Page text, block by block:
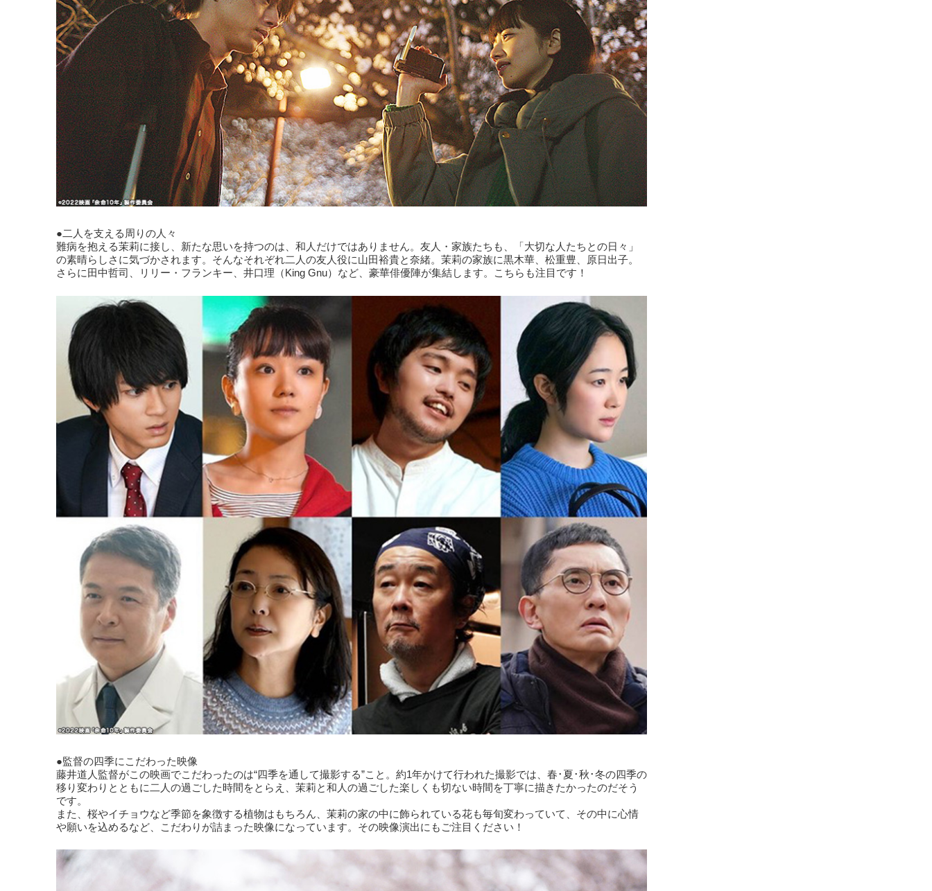
●二人を支える周りの人々
難病を抱える茉莉に接し、新たな思いを持つのは、和人だけではありません。友人・家族たちも、「大切な人たちとの日々」
の素晴らしさに気づかされます。そんなそれぞれ二人の友人役に山田裕貴と奈緒。茉莉の家族に黒木華、松重豊、原日出子。
さらに田中哲司、リリー・フランキー、井口理（King Gnu）など、豪華俳優陣が集結します。こちらも注目です！
●監督の四季にこだわった映像
藤井道人監督がこの映画でこだわったのは“四季を通して撮影する”こと。約1年かけて行われた撮影では、春･夏･秋･冬の四季の
移り変わりとともに二人の過ごした時間をとらえ、茉莉と和人の過ごした楽しくも切ない時間を丁寧に描きたかったのだそう
です。
また、桜やイチョウなど季節を象徴する植物はもちろん、茉莉の家の中に飾られている花も毎旬変わっていて、その中に心情
や願いを込めるなど、こだわりが詰まった映像になっています。その映像演出にもご注目ください！